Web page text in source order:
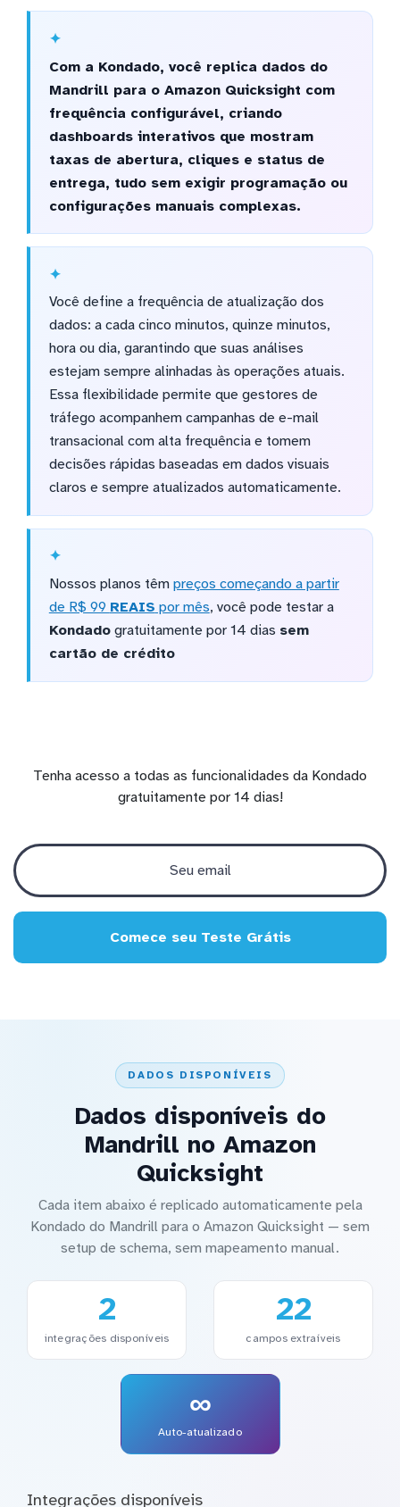
Com a Kondado, você replica dados do
Mandrill para o Amazon Quicksight com
frequência configurável, criando
dashboards interativos que mostram
taxas de abertura, cliques e status de
entrega, tudo sem exigir programação ou
configurações manuais complexas.
Você define a frequência de atualização dos
dados: a cada cinco minutos, quinze minutos,
hora ou dia, garantindo que suas análises
estejam sempre alinhadas às operações atuais.
Essa flexibilidade permite que gestores de
tráfego acompanhem campanhas de e-mail
transacional com alta frequência e tomem
decisões rápidas baseadas em dados visuais
claros e sempre atualizados automaticamente.
Nossos planos têm preços começando a partir
de R$ 99 REAIS por mês, você pode testar a
Kondadogratuitamente por 14 dias sem
cartão de crédito
Tenha acesso a todas as funcionalidades da Kondado
gratuitamente por 14 dias!
Comece seu Teste Grátis
DADOS DISPONÍVEIS
Dados disponíveis do
Mandrill no Amazon
Quicksight
Cada item abaixo é replicado automaticamente pela
Kondado do Mandrill para o Amazon Quicksight — sem
setup de schema, sem mapeamento manual.
2
integrações disponíveis
22
campos extraíveis
∞
Auto-atualizado
Integrações disponíveis